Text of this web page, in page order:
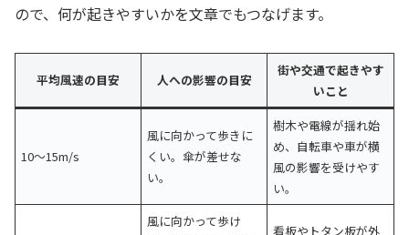
ので、何が起きやすいかを文章でもつなげます。
平均風速の目安 人への影響の目安
街や交通で起きやす
いこと
10〜15m/s
風に向かって歩きに
くい。傘が差せな
い。
樹木や電線が揺れ始
め、自転車や車が横
風の影響を受けやす
い。
風に向かって歩け
看板やトタン板が外